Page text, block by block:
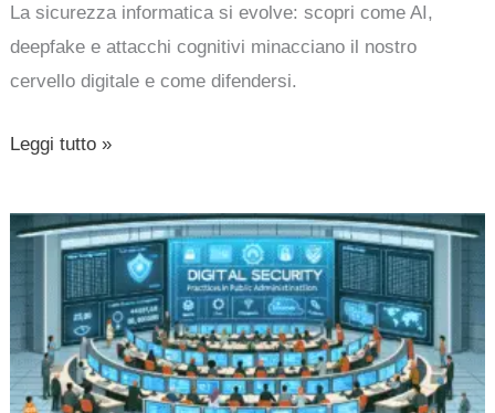
La sicurezza informatica si evolve: scopri come AI,
deepfake e attacchi cognitivi minacciano il nostro
cervello digitale e come difendersi.
Leggi tutto »
Sicurezza
Digitale
Pubblica
Amministrazione:
Pratiche,